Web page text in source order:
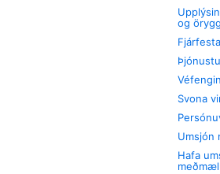
og
Svona
Umsjón
Hafa